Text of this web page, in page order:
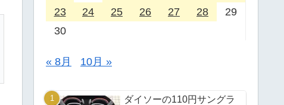
23
24 25 26 27 28
29
30
« 8月 10月 »
ダイソーの110円サングラ